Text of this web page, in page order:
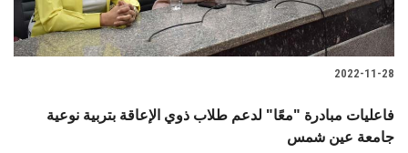
الدراسات العليا
2022-11-28
فاعليات مبادرة "معًا" لدعم طلاب ذوي الإعاقة بتربية نوعية
جامعة عين شمس